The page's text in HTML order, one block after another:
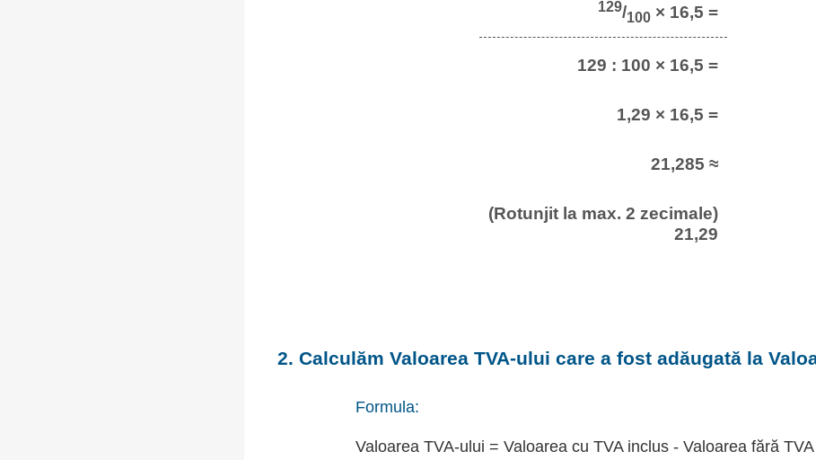
129/100 × 16,5 =
129 : 100 × 16,5 =
1,29 × 16,5 =
21,285 ≈
(Rotunjit la max. 2 zecimale)
21,29
2. Calculăm Valoarea TVA-ului care a fost adăugată la
Formula:
Valoarea TVA-ului = Valoarea cu TVA inclus - Valoarea fără TVA